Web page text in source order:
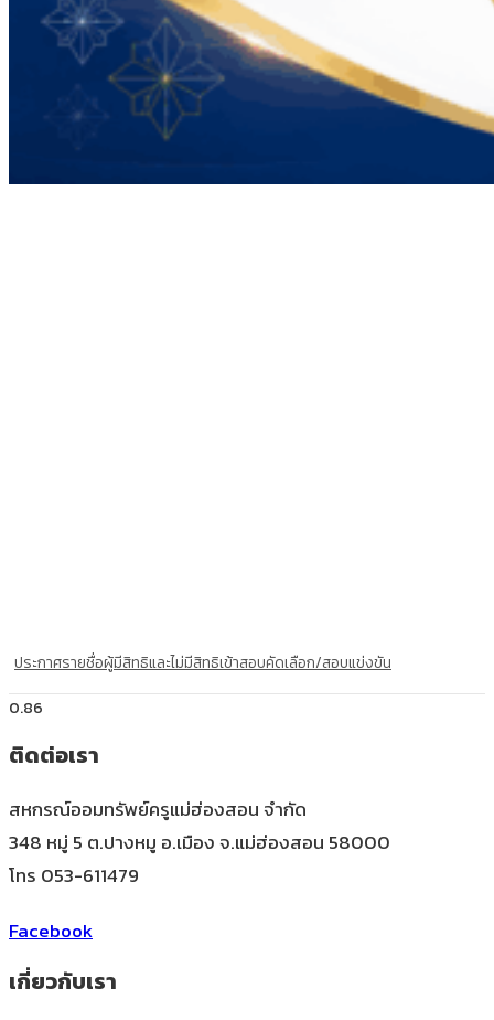
ประกาศรายชื่อผู้มีสิทธิและไม่มีสิทธิเข้าสอบคัดเลือก/สอบแข่งขัน
ติดต่อเรา
สหกรณ์ออมทรัพย์ครูแม่ฮ่องสอน จำกัด
348 หมู่ 5 ต.ปางหมู อ.เมือง จ.แม่ฮ่องสอน 58000
โทร 053-611479
Facebook
เกี่ยวกับเรา